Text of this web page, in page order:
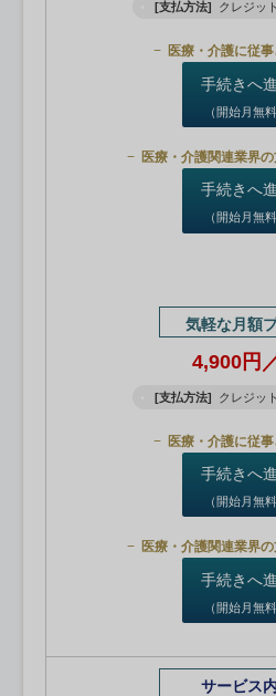
[支払方法] クレジッ
医療・介護に従
手続きへ
（開始月無料
医療・介護関連業界
手続きへ
（開始月無料
気軽な月額
4,900円
[支払方法] クレジッ
医療・介護に従
手続きへ
（開始月無料
医療・介護関連業界
手続きへ
（開始月無料
サービス